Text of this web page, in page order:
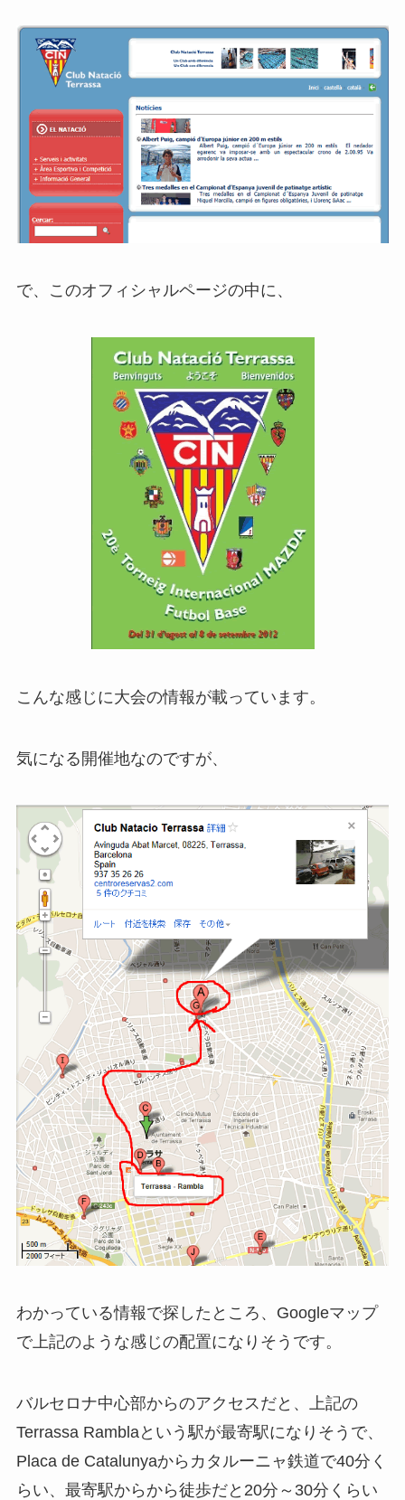
で、このオフィシャルページの中に、
こんな感じに大会の情報が載っています。
気になる開催地なのですが、
わかっている情報で探したところ、Googleマップ
で上記のような感じの配置になりそうです。
バルセロナ中心部からのアクセスだと、上記の
Terrassa Ramblaという駅が最寄駅になりそうで、
Placa de Catalunyaからカタルーニャ鉄道で40分く
らい、最寄駅からから徒歩だと20分～30分くらい